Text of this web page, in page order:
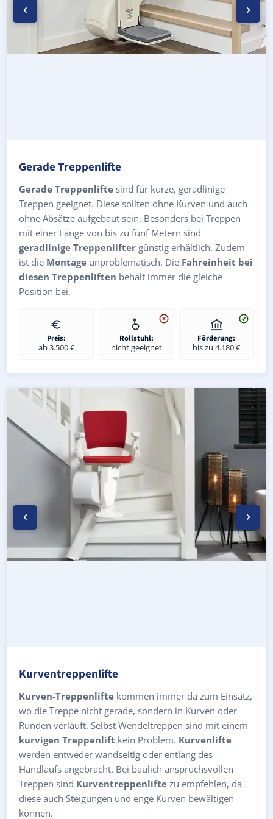
Gerade Treppenlifte
Gerade Treppenlifte sind für kurze, geradlinige
Treppen geeignet. Diese sollten ohne Kurven und auch
ohne Absätze aufgebaut sein. Besonders bei Treppen
mit einer Länge von bis zu fünf Metern sind
geradlinige Treppenlifter günstig erhältlich. Zudem
ist die Montage unproblematisch. Die Fahreinheit bei
diesen Treppenliften behält immer die gleiche
Position bei.
Preis:
ab 3.500 €
Rollstuhl:
nicht geeignet
Förderung:
bis zu 4.180 €
Kurven-Treppenlift in Hartmannsdorf (Saale-Holzland-
Geprüfter gebrauchter Kurventreppenlift in
Preise & Angebote für Kurventreppenlifte in
Kurventreppenlifte
Kurven-Treppenlifte kommen immer da zum Einsatz,
wo die Treppe nicht gerade, sondern in Kurven oder
Runden verläuft. Selbst Wendeltreppen sind mit einem
kurvigen Treppenlift kein Problem. Kurvenlifte
werden entweder wandseitig oder entlang des
Handlaufs angebracht. Bei baulich anspruchsvollen
Treppen sind Kurventreppenlifte zu empfehlen, da
diese auch Steigungen und enge Kurven bewältigen
können.